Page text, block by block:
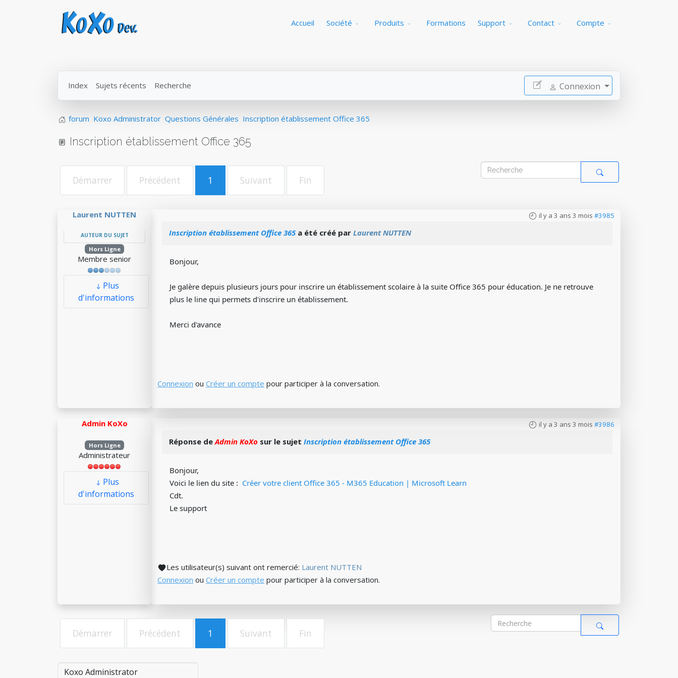
Accueil Société Produits Formations Support Contact Compte
Index Sujets récents Recherche Connexion
forum Koxo Administrator Questions Générales Inscription établissement Office 365
Inscription établissement Office 365
Démarrer Précédent 1 Suivant Fin
Laurent NUTTEN
AUTEUR DU SUJET
Hors Ligne
Membre senior
Plus
d'informations
il y a 3 ans 3 mois #3985
Inscription établissement Office 365a été créé par Laurent NUTTEN
Bonjour,
Je galère depuis plusieurs jours pour inscrire un établissement scolaire à la suite Office 365 pour éducation. Je ne retrouve
plus le line qui permets d'inscrire un établissement.
Merci d'avance
Connexion ou Créer un compte pour participer à la conversation.
Admin KoXo
Hors Ligne
Administrateur
Plus
d'informations
il y a 3 ans 3 mois #3986
Réponse deAdmin KoXo sur le sujet Inscription établissement Office 365
Bonjour,
Voici le lien du site : Créer votre client Office 365 - M365 Education | Microsoft Learn
Cdt.
Le support
Les utilisateur(s) suivant ont remercié: Laurent NUTTEN
Connexion ou Créer un compte pour participer à la conversation.
Démarrer Précédent 1 Suivant Fin